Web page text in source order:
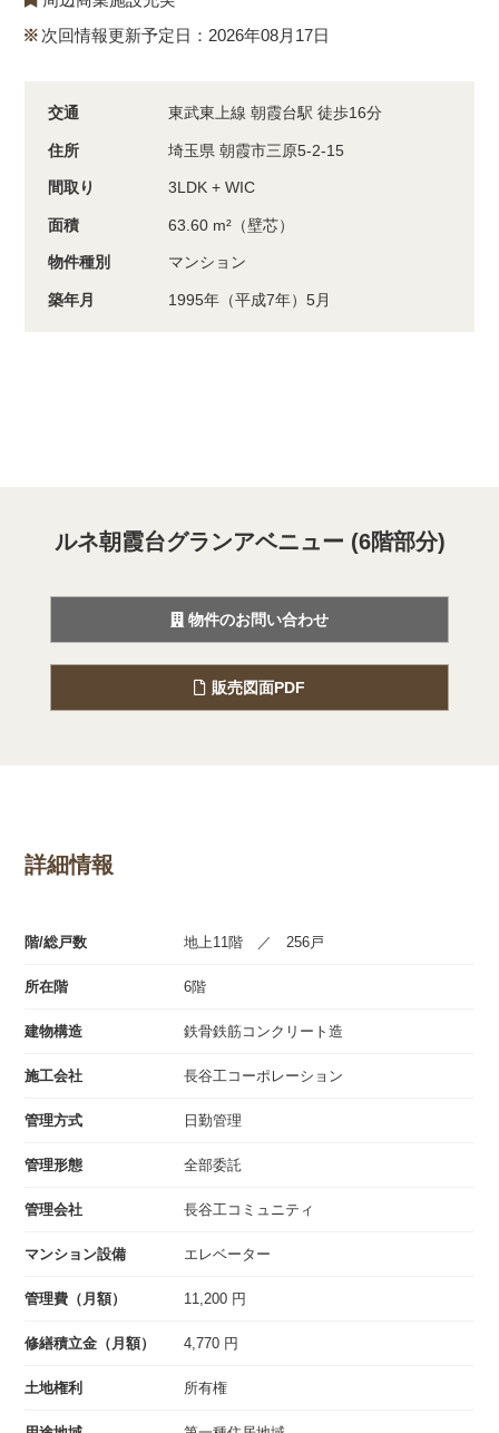
次回情報更新予定日：2026年08月17日
交通 東武東上線 朝霞台駅 徒歩16分
住所 埼玉県 朝霞市三原5-2-15
間取り 3LDK + WIC
面積 63.60 m²（壁芯）
物件種別 マンション
築年月 1995年（平成7年）5月
ルネ朝霞台グランアベニュー (6階部分)
物件のお問い合わせ
販売図面PDF
詳細情報
階/総戸数 地上11階 ／ 256戸
所在階 6階
建物構造 鉄骨鉄筋コンクリート造
施工会社 長谷工コーポレーション
管理方式 日勤管理
管理形態 全部委託
管理会社 長谷工コミュニティ
マンション設備 エレベーター
管理費（月額） 11,200 円
修繕積立金（月額） 4,770 円
土地権利 所有権